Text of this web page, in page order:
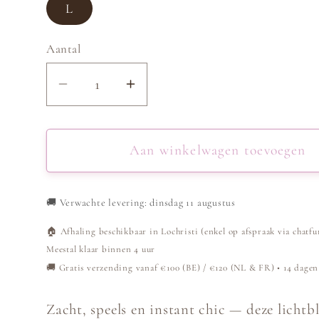
L
Aantal
Aantal
verlagen
voor
Met
-
Blauw
Aantal
verhogen
voor
Haltertop
Met
-
Blauw
Aan winkelwagen toevoegen
🚚 Verwachte levering: dinsdag 11 augustus
🏠 Afhaling beschikbaar in Lochristi (enkel op afspraak via
Meestal klaar binnen 4 uur
🚚 Gratis verzending vanaf €100 (BE) / €120 (NL & FR) • 14
Zacht, speels en instant chic — deze